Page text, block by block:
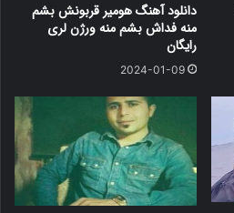
دانلود آهنگ هومیر قربونش بشم
منه فداش بشم منه ورژن لری
رایگان
2024-01-09